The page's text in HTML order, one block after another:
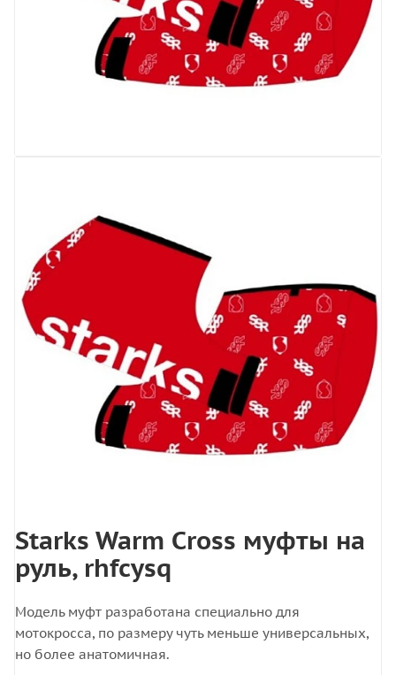
Starks Warm Cross муфты на
руль, rhfcysq
Модель муфт разработана специально для
мотокросса, по размеру чуть меньше универсальных,
но более анатомичная.